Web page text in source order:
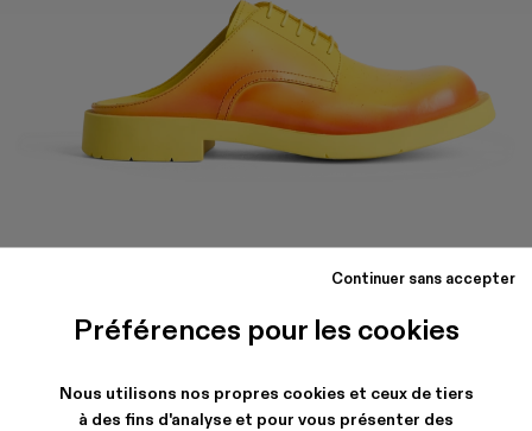
Préférences pour les cookies
Nous utilisons nos propres cookies et ceux de tiers
à des fins d'analyse et pour vous présenter des
Continuer sans accepter
extérieure en caoutchouc.
EXPÉDITION & GARANTIE